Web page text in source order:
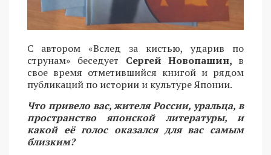
С автором «Вслед за кистью, ударив по
струнам» беседует Сергей Новопашин, в
свое время отметившийся книгой и рядом
публикаций по истории и культуре Японии.
Что привело вас, жителя России, уральца, в
пространство японской литературы, и
какой её голос оказался для вас самым
близким?